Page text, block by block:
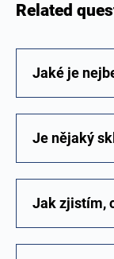
Related
Jaké je
Je nějaký
Jak zjistím,